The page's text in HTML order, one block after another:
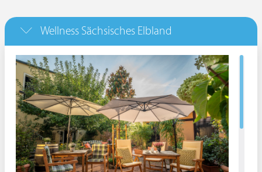
Wellness Sächsisches Elbland